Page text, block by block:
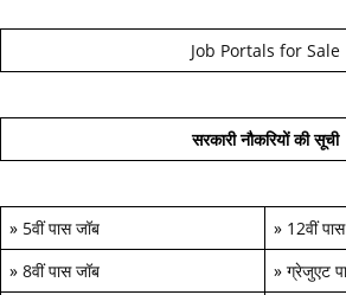
Job Portals for Sale
सरकारी नौकरियों की सूची
» 5वीं पास जॉब » 12वीं
» 8वीं पास जॉब » ग्रेजुएट